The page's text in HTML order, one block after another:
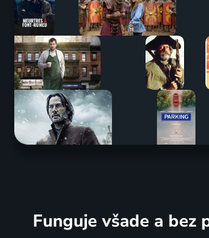
Funguje všade a bez